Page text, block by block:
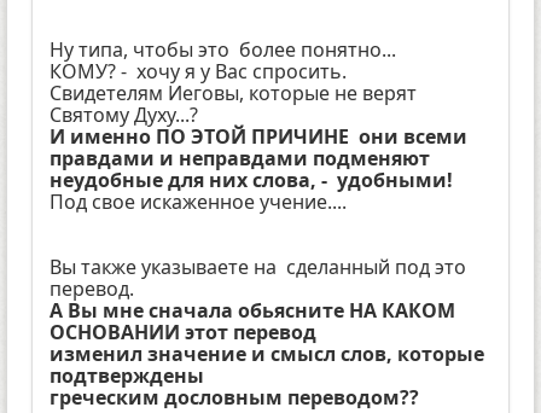
Ну типа, чтобы это более понятно...
КОМУ? - хочу я у Вас спросить.
Свидетелям Иеговы, которые не верят
Святому Духу...?
И именно ПО ЭТОЙ ПРИЧИНЕ они всеми
правдами и неправдами подменяют
неудобные для них слова, - удобными!
Под свое искаженное учение....
Вы также указываете на сделанный под это
перевод.
А Вы мне сначала обьясните НА КАКОМ
ОСНОВАНИИ этот перевод
изменил значение и смысл слов, которые
подтверждены
греческим дословным переводом??